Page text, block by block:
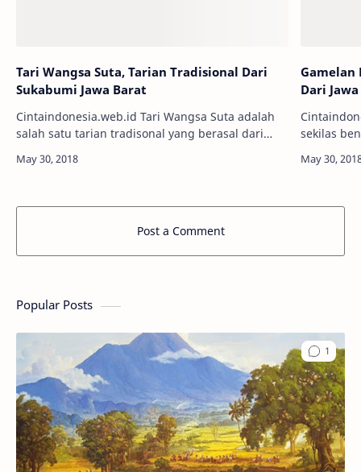
Tari Wangsa Suta, Tarian Tradisional Dari
Sukabumi Jawa Barat
Cintaindonesia.web.id Tari Wangsa Suta adalah
salah satu tarian tradisonal yang berasal dari
Gamelan
Dari
sekilas
yang
Post a Comment
Popular Posts